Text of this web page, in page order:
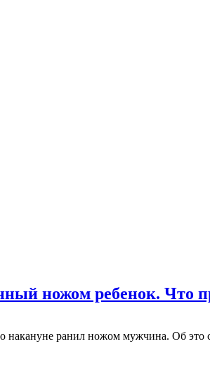
ножом ребенок. Что
накануне ранил ножом мужчина. Об